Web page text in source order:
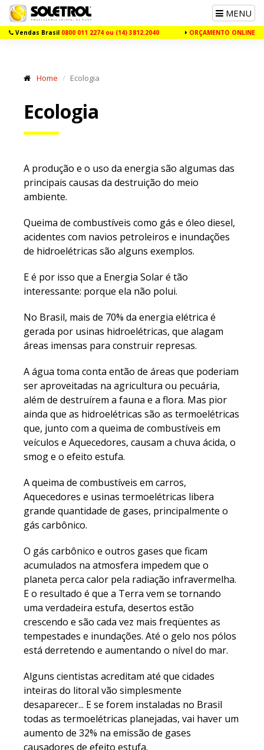
Toggle
navigation
MENU
Vendas Brasil 0800 011 2274 ou (14) 3812.2040 ORÇAMENTO ONLINE
Home Ecologia
Ecologia
A produção e o uso da energia são algumas das
principais causas da destruição do meio
ambiente.
Queima de combustíveis como gás e óleo diesel,
acidentes com navios petroleiros e inundações
de hidroelétricas são alguns exemplos.
E é por isso que a Energia Solar é tão
interessante: porque ela não polui.
No Brasil, mais de 70% da energia elétrica é
gerada por usinas hidroelétricas, que alagam
áreas imensas para construir represas.
A água toma conta então de áreas que poderiam
ser aproveitadas na agricultura ou pecuária,
além de destruírem a fauna e a flora. Mas pior
ainda que as hidroelétricas são as termoelétricas
que, junto com a queima de combustíveis em
veículos e Aquecedores, causam a chuva ácida, o
smog e o efeito estufa.
A queima de combustíveis em carros,
Aquecedores e usinas termoelétricas libera
grande quantidade de gases, principalmente o
gás carbônico.
O gás carbônico e outros gases que ficam
acumulados na atmosfera impedem que o
planeta perca calor pela radiação infravermelha.
E o resultado é que a Terra vem se tornando
uma verdadeira estufa, desertos estão
crescendo e são cada vez mais freqüentes as
tempestades e inundações. Até o gelo nos pólos
está derretendo e aumentando o nível do mar.
Alguns cientistas acreditam até que cidades
inteiras do litoral vão simplesmente
desaparecer... E se forem instaladas no Brasil
todas as termoelétricas planejadas, vai haver um
aumento de 32% na emissão de gases
causadores de efeito estufa.